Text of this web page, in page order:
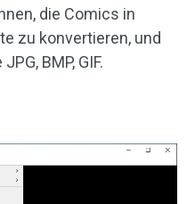
die Comics in
zu konvertieren, und
BMP, GIF.